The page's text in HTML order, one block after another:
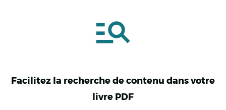
Facilitez la recherche de contenu dans votre
livre PDF